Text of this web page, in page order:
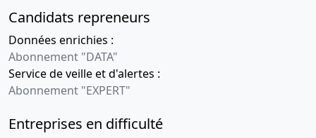
Candidats repreneurs
Données enrichies :
Abonnement "DATA"
Service de veille et d'alertes :
Abonnement "EXPERT"
Entreprises en difficulté